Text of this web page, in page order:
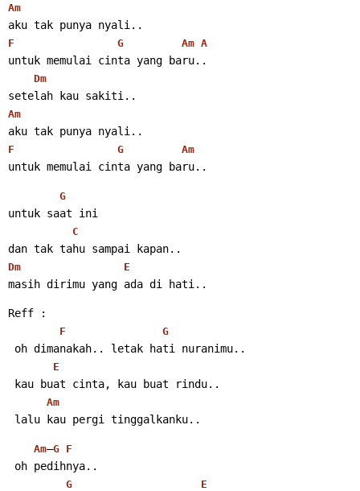
Am
aku tak punya nyali..
F G Am A
untuk memulai cinta yang baru..
Dm
setelah kau sakiti..
Am
aku tak punya nyali..
F G Am
untuk memulai cinta yang baru..
G
untuk saat ini
C
dan tak tahu sampai kapan..
Dm E
masih dirimu yang ada di hati..
Reff :
F G
oh dimanakah.. letak hati nuranimu..
E
kau buat cinta, kau buat rindu..
Am
lalu kau pergi tinggalkanku..
Am–G F
oh pedihnya..
G E